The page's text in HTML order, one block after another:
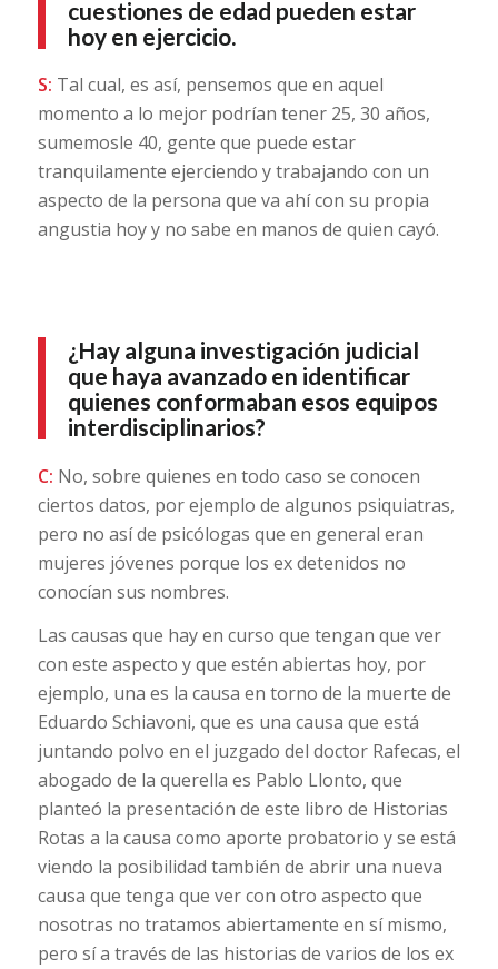
cuestiones de edad pueden estar
hoy en ejercicio.
S: Tal cual, es así, pensemos que en aquel
momento a lo mejor podrían tener 25, 30 años,
sumemosle 40, gente que puede estar
tranquilamente ejerciendo y trabajando con un
aspecto de la persona que va ahí con su propia
angustia hoy y no sabe en manos de quien cayó.
¿Hay alguna investigación judicial
que haya avanzado en identificar
quienes conformaban esos equipos
interdisciplinarios?
C: No, sobre quienes en todo caso se conocen
ciertos datos, por ejemplo de algunos psiquiatras,
pero no así de psicólogas que en general eran
mujeres jóvenes porque los ex detenidos no
conocían sus nombres.
Las causas que hay en curso que tengan que ver
con este aspecto y que estén abiertas hoy, por
ejemplo, una es la causa en torno de la muerte de
Eduardo Schiavoni, que es una causa que está
juntando polvo en el juzgado del doctor Rafecas, el
abogado de la querella es Pablo Llonto, que
planteó la presentación de este libro de Historias
Rotas a la causa como aporte probatorio y se está
viendo la posibilidad también de abrir una nueva
causa que tenga que ver con otro aspecto que
nosotras no tratamos abiertamente en sí mismo,
pero sí a través de las historias de varios de los ex